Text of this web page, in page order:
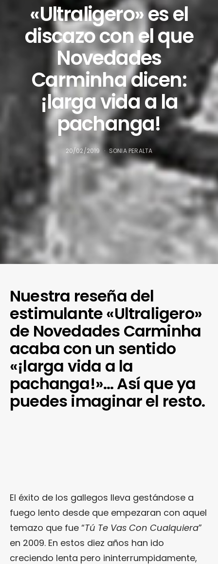
«Ultraligero» es el
discazo con el que
Novedades
Carminha dicen:
¡larga vida a la
pachanga!
20/02/2019 SONIA PERALTA
Nuestra reseña del
estimulante «Ultraligero»
de Novedades Carminha
acaba con un sentido
«¡larga vida a la
pachanga!»… Así que ya
puedes imaginar el resto.
El éxito de los gallegos lleva gestándose a
fuego lento desde que empezaran con aquel
temazo que fue “Tú Te Vas Con Cualquiera”
en 2009. En estos diez años han ido
creciendo lenta pero ininterrumpidamente,